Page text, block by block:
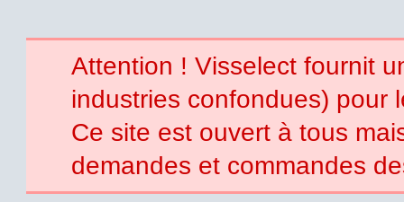
Attention ! Visselect fournit
industries confondues) pour
Ce site est ouvert à tous
demandes et commandes